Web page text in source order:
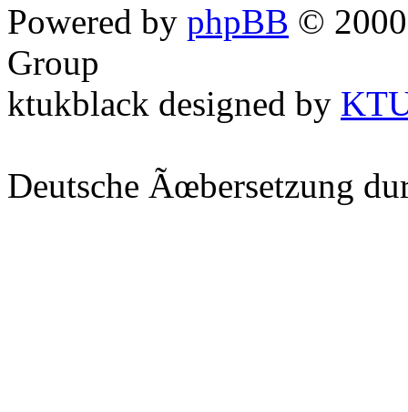
Powered by phpBB ©
Group
ktukblack designed by
Deutsche Ãœbersetzung